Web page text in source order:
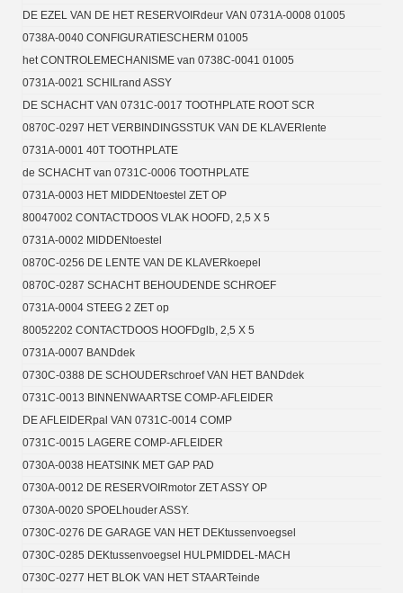
DE EZEL VAN DE HET RESERVOIRdeur VAN 0731A-0008 01005
0738A-0040 CONFIGURATIESCHERM 01005
het CONTROLEMECHANISME van 0738C-0041 01005
0731A-0021 SCHILrand ASSY
DE SCHACHT VAN 0731C-0017 TOOTHPLATE ROOT SCR
0870C-0297 HET VERBINDINGSSTUK VAN DE KLAVERlente
0731A-0001 40T TOOTHPLATE
de SCHACHT van 0731C-0006 TOOTHPLATE
0731A-0003 HET MIDDENtoestel ZET OP
80047002 CONTACTDOOS VLAK HOOFD, 2,5 X 5
0731A-0002 MIDDENtoestel
0870C-0256 DE LENTE VAN DE KLAVERkoepel
0870C-0287 SCHACHT BEHOUDENDE SCHROEF
0731A-0004 STEEG 2 ZET op
80052202 CONTACTDOOS HOOFDglb, 2,5 X 5
0731A-0007 BANDdek
0730C-0388 DE SCHOUDERschroef VAN HET BANDdek
0731C-0013 BINNENWAARTSE COMP-AFLEIDER
DE AFLEIDERpal VAN 0731C-0014 COMP
0731C-0015 LAGERE COMP-AFLEIDER
0730A-0038 HEATSINK MET GAP PAD
0730A-0012 DE RESERVOIRmotor ZET ASSY OP
0730A-0020 SPOELhouder ASSY.
0730C-0276 DE GARAGE VAN HET DEKtussenvoegsel
0730C-0285 DEKtussenvoegsel HULPMIDDEL-MACH
0730C-0277 HET BLOK VAN HET STAARTeinde